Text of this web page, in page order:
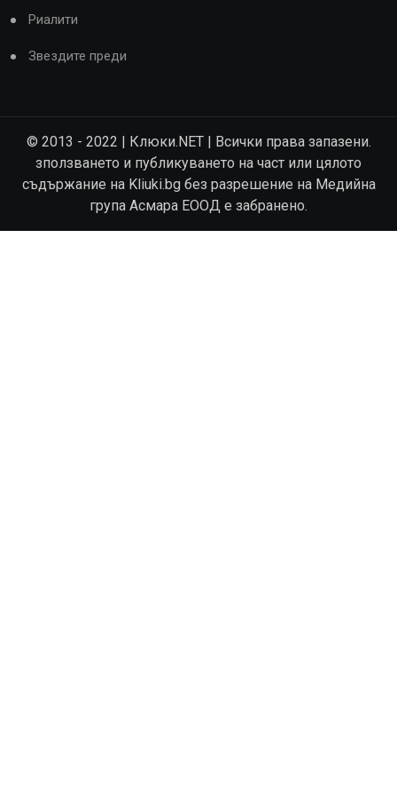
Риалити
Звездите преди
© 2013 - 2022 | Клюки.NET | Всички права запазени.
зползването и публикуването на част или цялото
съдържание на Kliuki.bg без разрешение на Медийна
група Асмара ЕООД е забранено.